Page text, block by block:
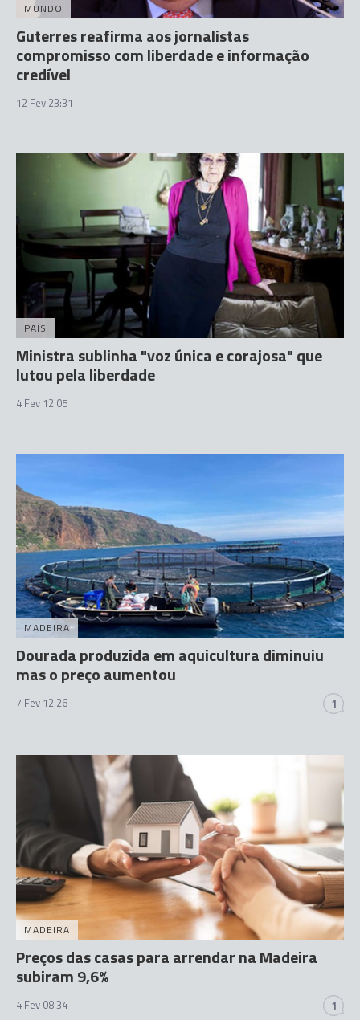
MUNDO
Guterres reafirma aos jornalistas
compromisso com liberdade e informação
credível
12 Fev 23:31
PAÍS
Ministra sublinha "voz única e corajosa" que
lutou pela liberdade
4 Fev 12:05
MADEIRA
Dourada produzida em aquicultura diminuiu
mas o preço aumentou
7 Fev 12:26 1
MADEIRA
Preços das casas para arrendar na Madeira
subiram 9,6%
4 Fev 08:34 1